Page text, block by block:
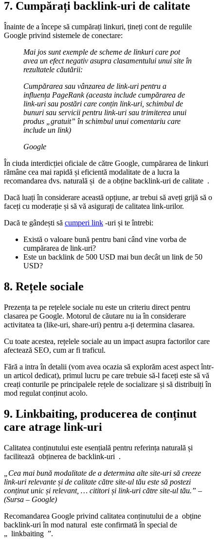
7. Cumpărați backlink-uri de calitate
Înainte de a începe să cumpărați linkuri, țineți cont de regulile
Google privind sistemele de conectare:
Mai jos sunt exemple de scheme de linkuri care pot
avea un efect negativ asupra clasamentului unui site în
rezultatele căutării:
Cumpărarea sau vânzarea de link-uri pentru a
influența PageRank (aceasta include cumpărarea de
link-uri sau postări care conțin link-uri, schimbul de
bunuri sau servicii pentru link-uri sau trimiterea unui
produs „gratuit” în schimbul unui comentariu care
include un link)
Google
În ciuda interdicției oficiale de către Google, cumpărarea de linkuri
rămâne cea mai rapidă și eficientă modalitate de a lucra la
recomandarea dvs. naturală și de a obține backlink-uri de calitate .
Dacă luați în considerare această opțiune, ar trebui să aveți grijă să o
faceți cu moderație și să vă asigurați de calitatea link-urilor.
Dacă te gândești să cumperi link -uri și te întrebi:
Există o valoare bună pentru bani când vine vorba de
cumpărarea de link-uri?
Este un backlink de 500 USD mai bun decât un link de 50
USD?
8. Rețele sociale
Prezența ta pe rețelele sociale nu este un criteriu direct pentru
clasarea pe Google. Motorul de căutare nu ia în considerare
activitatea ta (like-uri, share-uri) pentru a-ți determina clasarea.
Cu toate acestea, rețelele sociale au un impact asupra factorilor care
afectează SEO, cum ar fi traficul.
Fără a intra în detalii (vom avea ocazia să explorăm acest aspect într-
un articol dedicat), primul lucru pe care trebuie să-l faceți este să vă
creați conturile pe principalele rețele de socializare și să distribuiți în
mod regulat conținut acolo.
9. Linkbaiting, producerea de conținut
care atrage link-uri
Calitatea conținutului este esențială pentru referința naturală și
facilitează obținerea de backlink-uri .
„Cea mai bună modalitate de a determina alte site-uri să creeze
link-uri relevante și de calitate către site-ul tău este să postezi
conținut unic și relevant, … cititori și link-uri către site-ul tău.” –
(Sursa – Google)
Recomandarea Google privind calitatea conținutului de a obține
backlink-uri în mod natural este confirmată în special de
„ linkbaiting ”.